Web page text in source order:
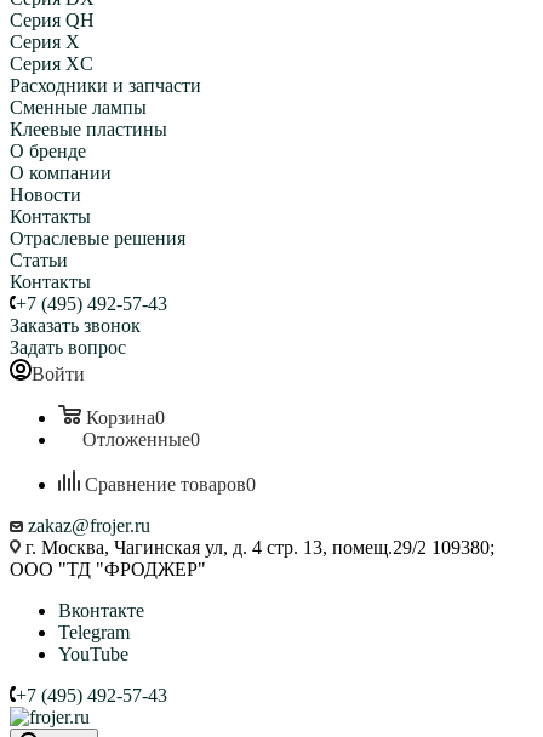
Серия QH
Серия X
Серия XC
Расходники и запчасти
Сменные лампы
Клеевые пластины
О бренде
О компании
Новости
Контакты
Отраслевые решения
Статьи
Контакты
+7 (495) 492-57-43
Заказать звонок
Задать вопрос
Войти
Корзина0
Отложенные0
Сравнение товаров0
zakaz@frojer.ru
г. Москва, Чагинская ул, д. 4 стр. 13, помещ.29/2 109380;
ООО "ТД "ФРОДЖЕР"
Вконтакте
Telegram
YouTube
+7 (495) 492-57-43